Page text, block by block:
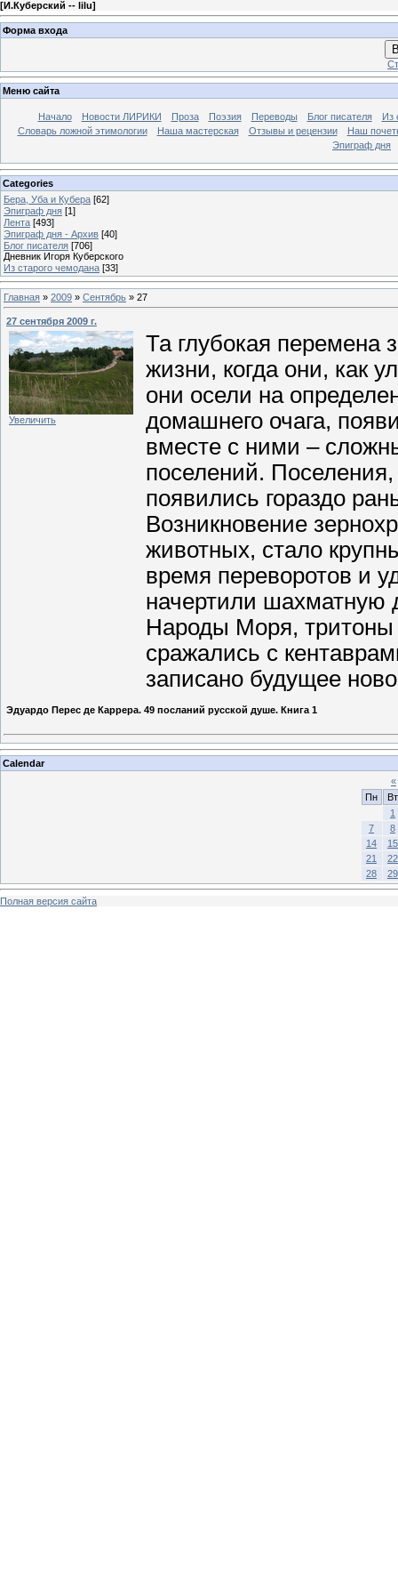
[И.Куберский -- lilu]
Форма входа
Меню сайта
Начало Новости ЛИРИКИ Проза Поэзия Переводы Блог писателя
Из
Словарь ложной этимологии
Наша мастерская Отзывы и рецензии
Наш
Эпиграф дня
Categories
Бера, Уба и Кубера [62]
Эпиграф дня [1]
Лента [493]
Эпиграф дня - Архив [40]
Блог писателя [706]
Дневник Игоря Куберского
Из старого чемодана [33]
Главная » 2009 » Сентябрь » 27
27 сентября 2009 г.
Увеличить
Та глубокая перемена
жизни, когда они, как
они осели на
домашнего очага,
вместе с ними –
поселений.
появились гораздо
Возникновение
животных, стало
время переворотов и
начертили шахматную
Народы Моря,
сражались с
записано будущее
Эдуардо Перес де Каррера. 49 посланий русской душе. Книга 1
Calendar
«
Пн
Вт
1
7
8
14
15
21
22
28
29
Полная версия сайта